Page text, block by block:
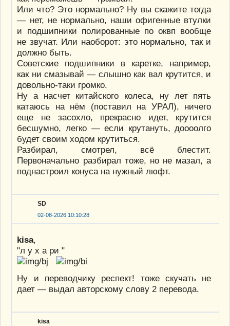
Или что? Это нормально? Ну вы скажите тогда
— нет, не нормально, наши офигенные втулки
и подшипники полированные по оквп вообще
не звучат. Или наоборот: это нормально, так и
должно быть.
Советские подшипники в каретке, например,
как ни смазывай — слышно как вал крутится, и
довольно-таки громко.
Ну а насчет китайского колеса, ну лет пять
катаюсь на нём (поставил на УРАЛ), ничего
еще не засохло, прекрасно идет, крутится
бесшумно, легко — если крутануть, доооолго
будет своим ходом крутиться.
Разбирал, смотрел, всё блестит.
Первоначально разбирал тоже, но не мазал, а
поднастроил конуса на нужный люфт.
SD
02-08-2026 10:10:28
kisa,
"л у х а ри "
Ну и переводчику респект! тоже скучать не
дает — выдал авторскому слову 2 перевода.
kisa